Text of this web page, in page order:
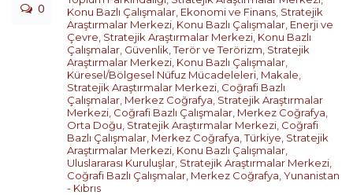
0
Konu Bazlı Çalışmalar Ekonomi ve Finans Stratejik
Araştırmalar Merkezi Konu Bazlı Çalışmalar Enerji ve
Çevre Stratejik Araştırmalar Merkezi Konu Bazlı
Çalışmalar Güvenlik, Terör ve Terörizm Stratejik
Araştırmalar Merkezi Konu Bazlı Çalışmalar
Küresel/Bölgesel Nüfuz Mücadeleleri Makale
Stratejik Araştırmalar Merkezi Coğrafi Bazlı
Çalışmalar Merkez Coğrafya Stratejik Araştırmalar
Merkezi Coğrafi Bazlı Çalışmalar Merkez Coğrafya
Orta Doğu Stratejik Araştırmalar Merkezi Coğrafi
Bazlı Çalışmalar Merkez Coğrafya ,Türkiye Stratejik
Araştırmalar Merkezi Konu Bazlı Çalışmalar
Uluslararası Kuruluşlar Stratejik Araştırmalar Merkezi
Coğrafi Bazlı Çalışmalar Merkez Coğrafya Yunanistan
- Kıbrıs